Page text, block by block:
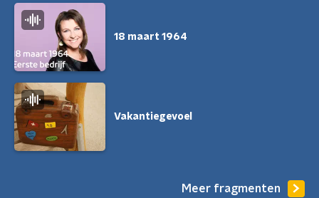
18 maart 1964
Vakantiegevoel
Meer fragmenten